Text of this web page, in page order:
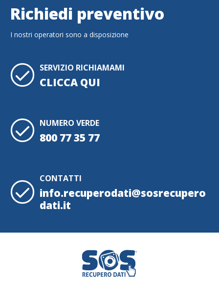
Richiedi preventivo
I nostri operatori sono a disposizione
SERVIZIO RICHIAMAMI
CLICCA QUI
NUMERO VERDE
800 77 35 77
CONTATTI
info.recuperodati@sosrecupero
dati.it